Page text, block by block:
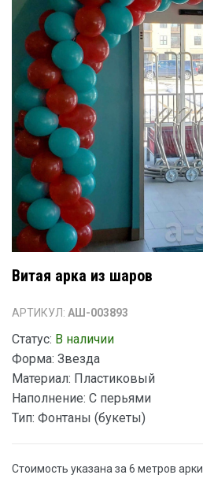
Витая арка из шаров
АРТИКУЛ: АШ-003893
Статус: В наличии
Форма: Звезда
Материал: Пластиковый
Наполнение: С перьями
Тип: Фонтаны (букеты)
Стоимость указана за 6 метров арки